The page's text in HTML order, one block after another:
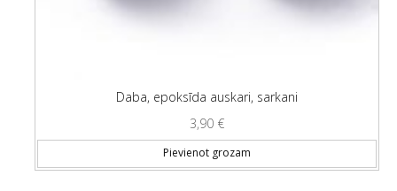
Daba, epoksīda auskari, sarkani
3,90 €
Pievienot grozam